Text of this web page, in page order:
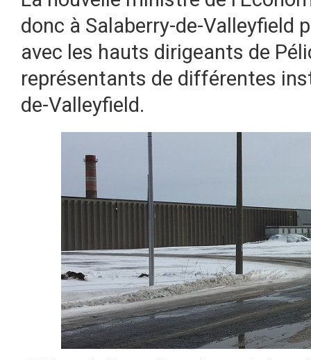
donc à Salaberry-de-Valleyfield
avec les hauts dirigeants de
représentants de différentes
de-Valleyfield.